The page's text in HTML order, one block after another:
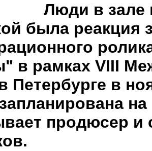
Люди в зале
была реакция
в рамках VIII
Петербурге в
продюсер и